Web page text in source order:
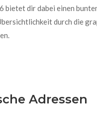
bietet dir dabei einen
durch die
Adressen